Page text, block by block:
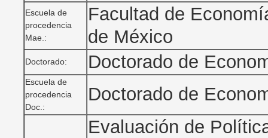
Escuela de
procedencia
Mae.:
Facultad de
de México
Doctorado: Doctorado de
Escuela de
procedencia
Doc.:
Doctorado de
Evaluación de